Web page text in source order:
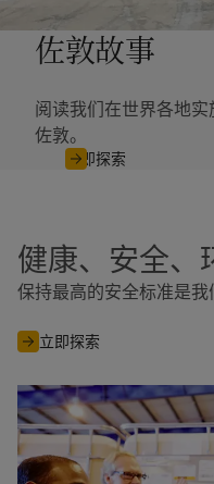
佐敦故事
阅读我们在世界各地
佐敦。
立即探索
健康、安全、
保持最高的安全标准是我
立即探索